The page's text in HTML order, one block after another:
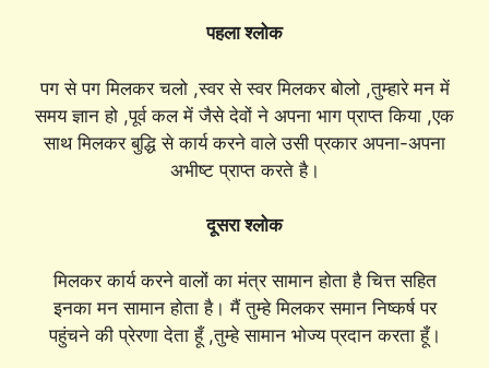
पहला श्लोक
पग से पग मिलकर चलो ,स्वर से स्वर मिलकर बोलो ,तुम्हारे मन में
समय ज्ञान हो ,पूर्व कल में जैसे देवों ने अपना भाग प्राप्त किया ,एक
साथ मिलकर बुद्धि से कार्य करने वाले उसी प्रकार अपना-अपना
अभीष्ट प्राप्त करते है।
दूसरा श्लोक
मिलकर कार्य करने वालों का मंत्र सामान होता है चित्त सहित
इनका मन सामान होता है। मैं तुम्हे मिलकर समान निष्कर्ष पर
पहुंचने की प्रेरणा देता हूँ ,तुम्हे सामान भोज्य प्रदान करता हूँ।